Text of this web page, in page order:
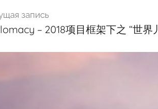
запись
– 2018项目框架下之 “